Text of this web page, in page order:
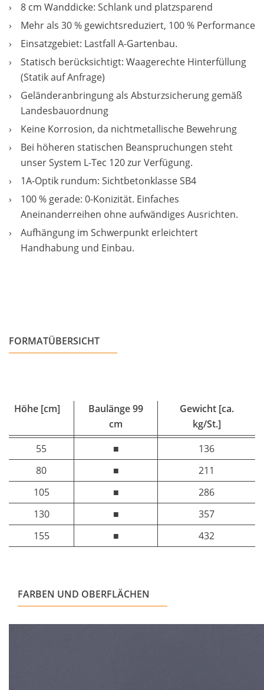
8 cm Wanddicke: Schlank und platzsparend
Mehr als 30 % gewichtsreduziert, 100 % Performance
Einsatzgebiet: Lastfall A-Gartenbau.
Statisch berücksichtigt: Waagerechte Hinterfüllung
(Statik auf Anfrage)
Geländeranbringung als Absturzsicherung gemäß
Landesbauordnung
Keine Korrosion, da nichtmetallische Bewehrung
Bei höheren statischen Beanspruchungen steht
unser System L-Tec 120 zur Verfügung.
1A-Optik rundum: Sichtbetonklasse SB4
100 % gerade: 0-Konizität. Einfaches
Aneinanderreihen ohne aufwändiges Ausrichten.
Aufhängung im Schwerpunkt erleichtert
Handhabung und Einbau.
FORMATÜBERSICHT
Höhe [cm]
Baulänge 99
cm
Gewicht [ca.
kg/St.]
55
■
136
80
■
211
105
■
286
130
■
357
155
■ 432
FARBEN UND OBERFLÄCHEN